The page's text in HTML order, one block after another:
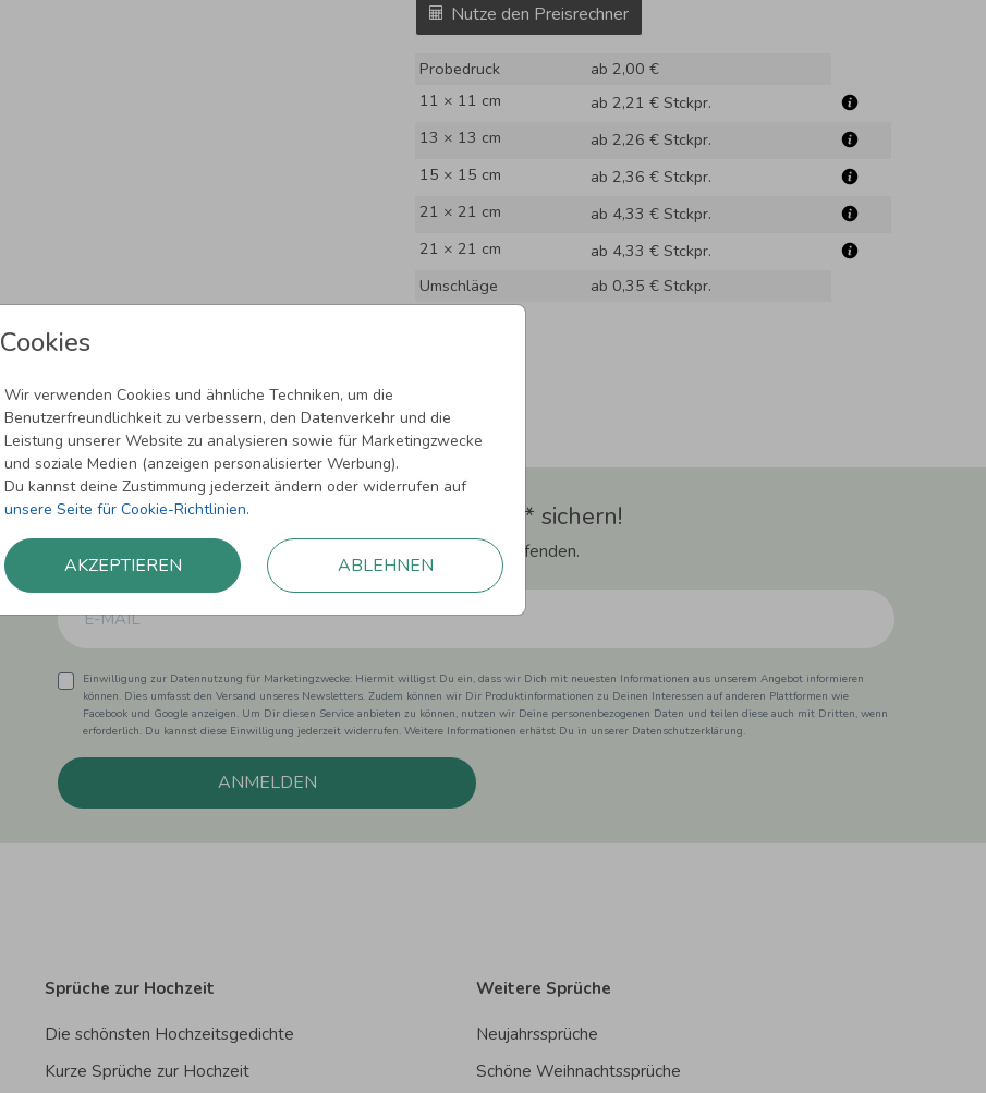
Cookies
Wir verwenden Cookies und ähnliche Techniken, um die
Benutzerfreundlichkeit zu verbessern, den Datenverkehr und die
Leistung unserer Website zu analysieren sowie für Marketingzwecke
und soziale Medien (anzeigen personalisierter Werbung).
Du kannst deine Zustimmung jederzeit ändern oder widerrufen auf
unsere Seite für Cookie-Richtlinien.
AKZEPTIEREN ABLEHNEN
Nutze den Preisrechner
Probedruck
ab 2,00 €
11 × 11 cm
ab 2,21 € Stckpr.
13 × 13 cm
ab 2,26 € Stckpr.
15 × 15 cm
ab 2,36 € Stckpr.
21 × 21 cm
ab 4,33 € Stckpr.
21 × 21 cm
ab 4,33 € Stckpr.
Umschläge
ab 0,35 € Stckpr.
Newsletter abonnieren und 5,00 € Rabatt** sichern!
Melde Dich zu unserem Newsletter an und bleibe auf dem Laufenden.
Einwilligung zur Datennutzung für Marketingzwecke: Hiermit willigst Du ein, dass wir Dich mit neuesten Informationen aus unserem Angebot informieren
können. Dies umfasst den Versand unseres Newsletters. Zudem können wir Dir Produktinformationen zu Deinen Interessen auf anderen Plattformen wie
Facebook und Google anzeigen. Um Dir diesen Service anbieten zu können, nutzen wir Deine personenbezogenen Daten und teilen diese auch mit Dritten, wenn
erforderlich. Du kannst diese Einwilligung jederzeit widerrufen. Weitere Informationen erhätst Du in unserer Datenschutzerklärung.
ANMELDEN
Sprüche zur Hochzeit
Die schönsten Hochzeitsgedichte
Kurze Sprüche zur Hochzeit
Weitere Sprüche
Neujahrssprüche
Schöne Weihnachtssprüche